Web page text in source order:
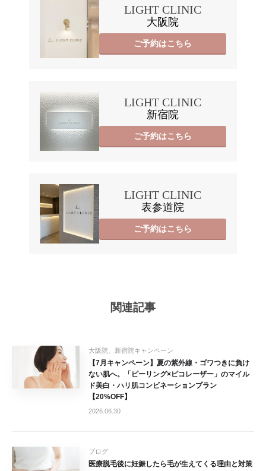
LIGHT CLINIC
大阪院
ご予約はこちら
LIGHT CLINIC
新宿院
ご予約はこちら
LIGHT CLINIC
表参道院
ご予約はこちら
関連記事
大阪院、新宿院キャンペーン
【7月キャンペーン】夏の紫外線・ゴワつきに負け
ない肌へ。「ピーリング×ピコレーザー」のマイル
ド美白・ハリ肌コンビネーションプラン
【20%OFF】
2026.06.30
ブログ
医療脱毛後に妊娠したら毛が生えてくる理由と対策